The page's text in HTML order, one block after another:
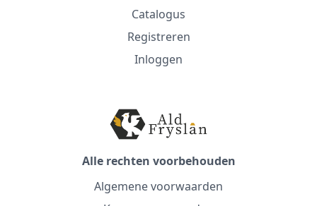
Catalogus
Registreren
Inloggen
Alle rechten voorbehouden
Algemene voorwaarden